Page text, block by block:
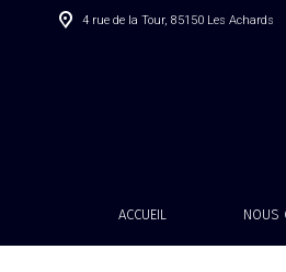
4 rue de la Tour, 85150 Les Achards
ACCUEIL NOUS